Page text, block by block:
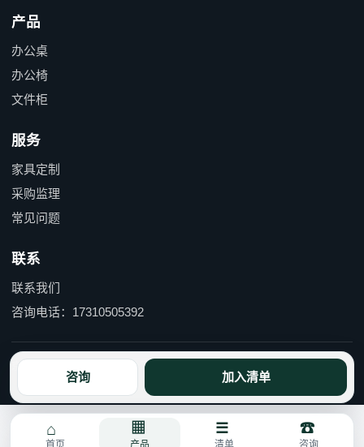
咨询 加入清单
产品
办公桌
办公椅
文件柜
服务
家具定制
采购监理
常见问题
联系
联系我们
咨询电话：17310505392
京ICP备15055597号-1 京公网安备110114000490号
首页 产品 清单 咨询